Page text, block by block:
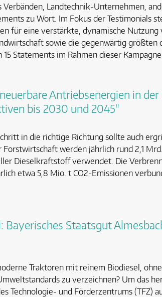
Verbänden, Landtechnik-Unternehmen,
zu Wort. Im Fokus der Testimonials
für eine verstärkte, dynamische Nutzung
sowie die gegenwärtig größten
Statements im Rahmen dieser
Antriebsenergien in
bis 2030 und 2045"
in die richtige Richtung sollte auch
Forstwirtschaft werden jährlich rund 2,1
Dieselkraftstoff verwendet. Die
etwa 5,8 Mio. t CO2-Emissionen
Bayerisches Staatsgut
Traktoren mit reinem Biodiesel,
zu verzeichnen? Um das
Technologie- und Förderzentrums (TFZ)